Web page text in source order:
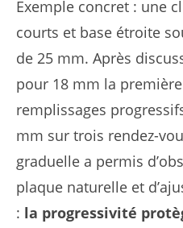
Exemple concret : une
courts et base étroite
de 25 mm. Après
pour 18 mm la
remplissages
mm sur trois rendez-
graduelle a permis
plaque naturelle et
: la progressivité